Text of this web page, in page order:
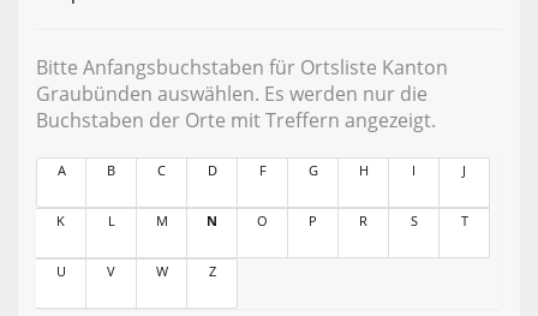
Bitte Anfangsbuchstaben für Ortsliste Kanton
Graubünden auswählen. Es werden nur die
Buchstaben der Orte mit Treffern angezeigt.
A B C D F G H I J
K L M N O P R S T
U V W Z